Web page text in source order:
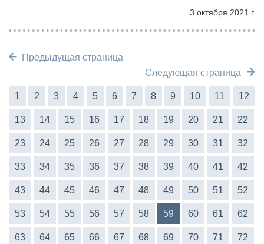
3 октября 2021 г.
Предыдущая страница
Следующая страница
1 2 3 4 5 6 7 8 9 10 11 12
13 14 15 16 17 18 19 20 21 22
23 24 25 26 27 28 29 30 31 32
33 34 35 36 37 38 39 40 41 42
43 44 45 46 47 48 49 50 51 52
53 54 55 56 57 58 59 60 61 62
63 64 65 66 67 68 69 70 71 72